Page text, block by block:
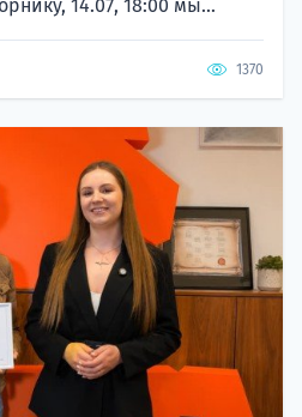
14.07, 18:00 мы...
1370